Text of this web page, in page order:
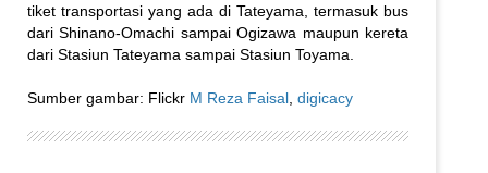
tiket transportasi yang ada di Tateyama, termasuk bus
dari Shinano-Omachi sampai Ogizawa maupun kereta
dari Stasiun Tateyama sampai Stasiun Toyama.
Sumber gambar: Flickr M Reza Faisal digicacy